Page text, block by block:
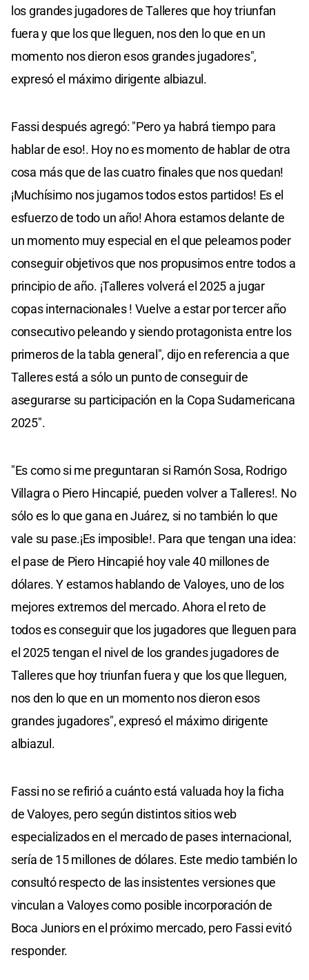
los grandes jugadores de Talleres que hoy triunfan
fuera y que los que lleguen, nos den lo que en un
momento nos dieron esos grandes jugadores",
expresó el máximo dirigente albiazul.
Fassi después agregó: "Pero ya habrá tiempo para
hablar de eso!. Hoy no es momento de hablar de otra
cosa más que de las cuatro finales que nos quedan!
¡Muchísimo nos jugamos todos estos partidos! Es el
esfuerzo de todo un año! Ahora estamos delante de
un momento muy especial en el que peleamos poder
conseguir objetivos que nos propusimos entre todos a
principio de año. ¡Talleres volverá el 2025 a jugar
copas internacionales ! Vuelve a estar por tercer año
consecutivo peleando y siendo protagonista entre los
primeros de la tabla general", dijo en referencia a que
Talleres está a sólo un punto de conseguir de
asegurarse su participación en la Copa Sudamericana
2025″.
"Es como si me preguntaran si Ramón Sosa, Rodrigo
Villagra o Piero Hincapié, pueden volver a Talleres!. No
sólo es lo que gana en Juárez, si no también lo que
vale su pase.¡Es imposible!. Para que tengan una idea:
el pase de Piero Hincapié hoy vale 40 millones de
dólares. Y estamos hablando de Valoyes, uno de los
mejores extremos del mercado. Ahora el reto de
todos es conseguir que los jugadores que lleguen para
el 2025 tengan el nivel de los grandes jugadores de
Talleres que hoy triunfan fuera y que los que lleguen,
nos den lo que en un momento nos dieron esos
grandes jugadores", expresó el máximo dirigente
albiazul.
Fassi no se refirió a cuánto está valuada hoy la ficha
de Valoyes, pero según distintos sitios web
especializados en el mercado de pases internacional,
sería de 15 millones de dólares. Este medio también lo
consultó respecto de las insistentes versiones que
vinculan a Valoyes como posible incorporación de
Boca Juniors en el próximo mercado, pero Fassi evitó
responder.